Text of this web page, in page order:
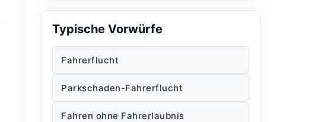
Typische Vorwürfe
Fahrerflucht
Parkschaden-Fahrerflucht
Fahren ohne Fahrerlaubnis